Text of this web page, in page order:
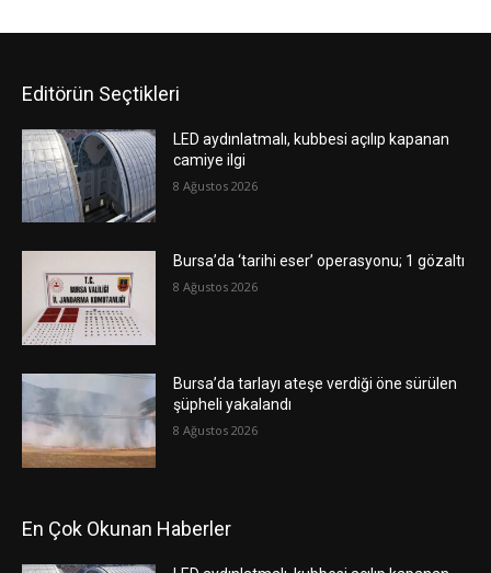
Editörün Seçtikleri
LED aydınlatmalı, kubbesi açılıp kapanan
camiye ilgi
8 Ağustos 2026
Bursa’da ‘tarihi eser’ operasyonu; 1 gözaltı
8 Ağustos 2026
Bursa’da tarlayı ateşe verdiği öne sürülen
şüpheli yakalandı
8 Ağustos 2026
En Çok Okunan Haberler